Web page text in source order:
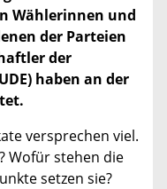
Wählerinnen und
der Parteien
der
haben an der
versprechen viel.
Wofür stehen die
setzen sie?